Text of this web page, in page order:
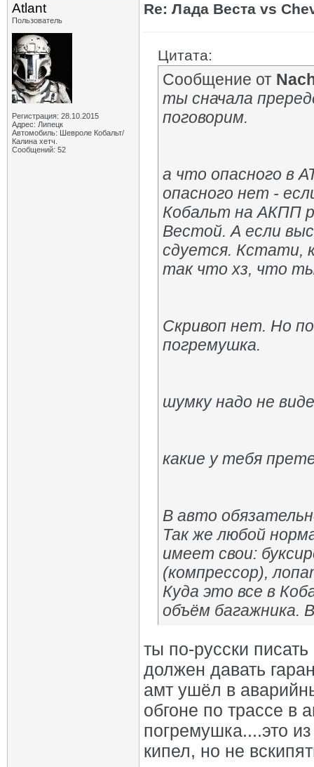
Atlant
Пользователь
Регистрация: 28.10.2015
Адрес: Липецк
Автомобиль: Шевроле Кобальт/
Калина хетч.
Сообщений: 52
Re: Лада Веста vs
Цитата:
Сообщение от
ты сначала
поговорим.
а что опасного в
опасного нет -
Кобальт на АКПП
Вестой. А если
сдуется. Кстати,
так что хз, что
Скривоп нет. Но
погремушка.
шумку надо не
какие у тебя
В авто
Так же любой
имеет свои:
(компрессор),
Куда это все в
объём багажника.
ты по-русски
должен давать
амт ушёл в
обгоне по трассе в
погремушка....это
кипел, но не